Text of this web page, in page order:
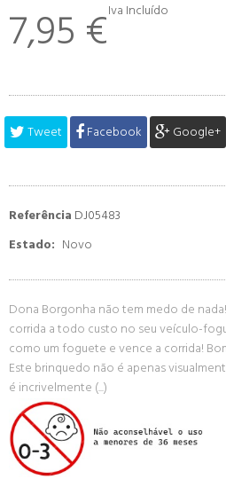
7,95 €Iva Incluído
Tweet Facebook Google+
Referência DJ05483
Estado: Novo
Dona Borgonha não tem medo de
corrida a todo custo no seu veículo-
como um foguete e vence a corrida!
Este brinquedo não é apenas
é incrivelmente (...)